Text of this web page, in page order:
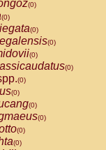
(0)
(0)
(0)
(0)
(0)
(0)
(0)
(0)
(0)
(0)
(0)
(0)